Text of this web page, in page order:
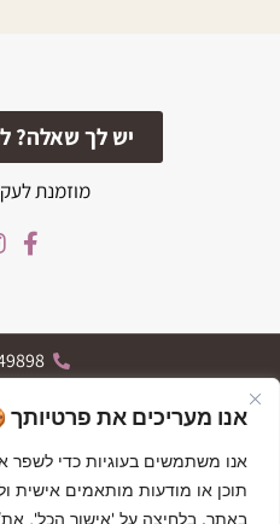
אנו מעריכים את פרטיותך
אנו משתמשים בעוגיות כדי לשפר
תוכן או מודעות מותאמים אישית
באתר. בלחיצה על 'אישור הכל',
יש לך שאלה?
מוזמנת
א-ה 09:30-19:30, ו 09:30-13:30
GIFT CARDS